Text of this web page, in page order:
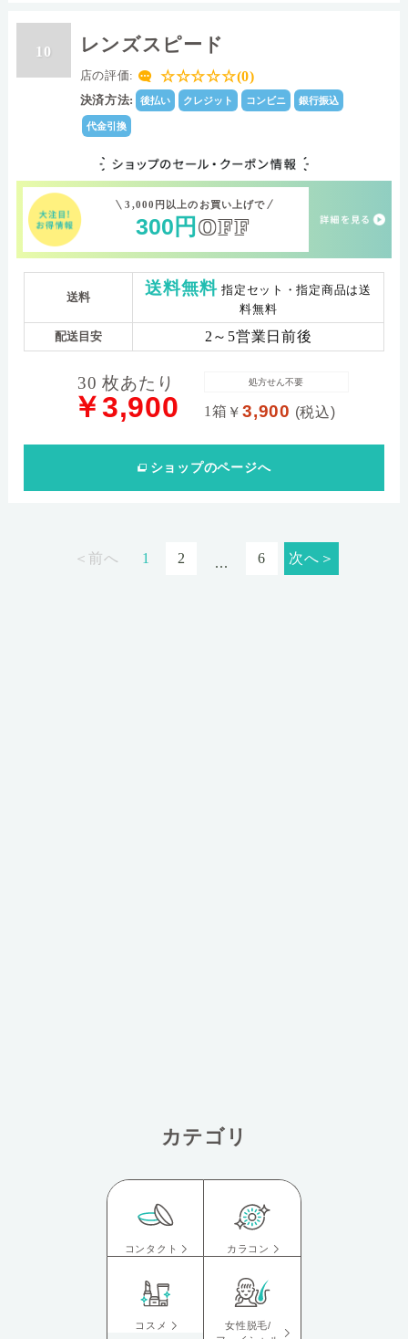
10 レンズスピード
店の評価: ☆☆☆☆☆(0)
決済方法: 後払い クレジット コンビニ 銀行振込
代金引換
3,000円以上のお買い上げで
300 円 OFF
送料 送料無料 指定セット・指定商品は送
料無料
配送目安 2～5営業日前後
30 枚あたり
￥3,900 1箱 ￥3,900 (税込)
処方せん不要
ショップのページへ
＜前へ 1 2 ... 6 次へ＞
カテゴリ
コンタクト カラコン
コスメ
女性脱毛/